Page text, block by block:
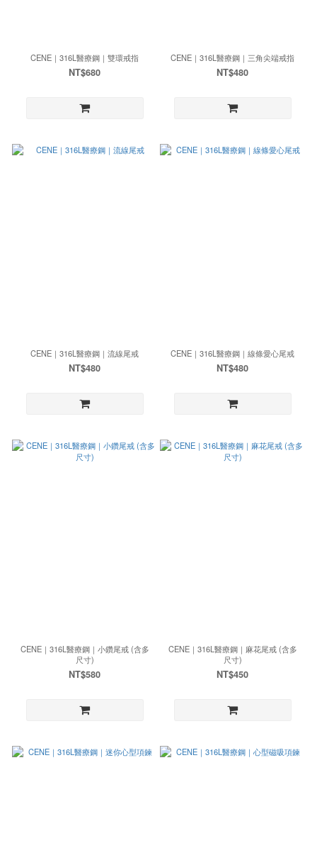
CENE｜316L醫療鋼｜雙環戒指
NT$680
CENE｜316L醫療鋼｜三角尖端戒指
NT$480
CENE｜316L醫療鋼｜流線尾戒
NT$480
CENE｜316L醫療鋼｜線條愛心尾戒
NT$480
CENE｜316L醫療鋼｜小鑽尾戒 (含多
尺寸)
NT$580
CENE｜316L醫療鋼｜麻花尾戒 (含多
尺寸)
NT$450